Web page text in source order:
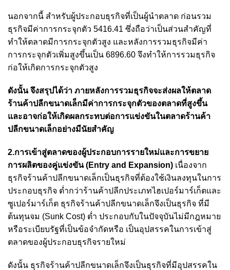
นอกจากนี้ สำหรับผู้ประกอบธุรกิจที่เป็นผู้นำตลาด ก่อนรวม
ธุรกิจมีค่าการกระจุกตัว 5416.41 ซึ่งถือว่าเป็นส่วนสำคัญที่
ทำให้ตลาดมีการกระจุกตัวสูง และหลังการรวมธุรกิจมีค่า
การกระจุกตัวเพิ่มสูงขึ้นเป็น 6896.60 จึงทำให้การรวมธุรกิจ
ก่อให้เกิดการกระจุกตัวสูง
ดังนั้น จึงสรุปได้ว่า ภายหลังการรวมธุรกิจจะส่งผลให้ตลาด
ร้านค้าปลีกขนาดเล็กมีค่าการกระจุกตัวของตลาดที่สูงขึ้น
และอาจก่อให้เกิดผลกระทบต่อการแข่งขันในตลาดร้านค้า
ปลีกขนาดเล็กอย่างมีนัยสำคัญ
2.การเข้าสู่ตลาดของผู้ประกอบการรายใหม่และการขยาย
การผลิตของคู่แข่งขัน (Entry and Expansion) เนื่องจาก
ธุรกิจร้านค้าปลีกขนาดเล็กเป็นธุรกิจที่ต้องใช้เงินลงทุนในการ
ประกอบธุรกิจ ต่ำกว่าร้านค้าปลีกประเภทไฮเปอร์มาร์เก็ตและ
ซูเปอร์มาร์เก็ต ธุรกิจร้านค้าปลีกขนาดเล็กจึงเป็นธุรกิจ ที่มี
ต้นทุนจม (Sunk Cost) ต่ำ ประกอบกับในปัจจุบันไม่มีกฎหมาย
หรือระเบียบรัฐที่เป็นข้อจำกัดหรือ เป็นอุปสรรคในการเข้าสู่
ตลาดของผู้ประกอบธุรกิจรายใหม่
ดังนั้น ธุรกิจร้านค้าปลีกขนาดเล็กจึงเป็นธุรกิจที่มีอุปสรรคใน